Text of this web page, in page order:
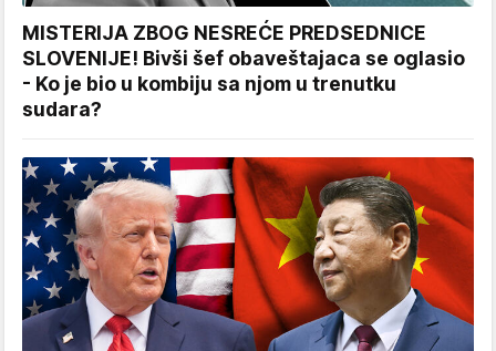
MISTERIJA ZBOG NESREĆE PREDSEDNICE
SLOVENIJE! Bivši šef obaveštajaca se oglasio
- Ko je bio u kombiju sa njom u trenutku
sudara?